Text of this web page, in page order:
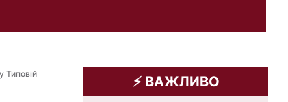
Типовій
⚡️ ВАЖЛИВО